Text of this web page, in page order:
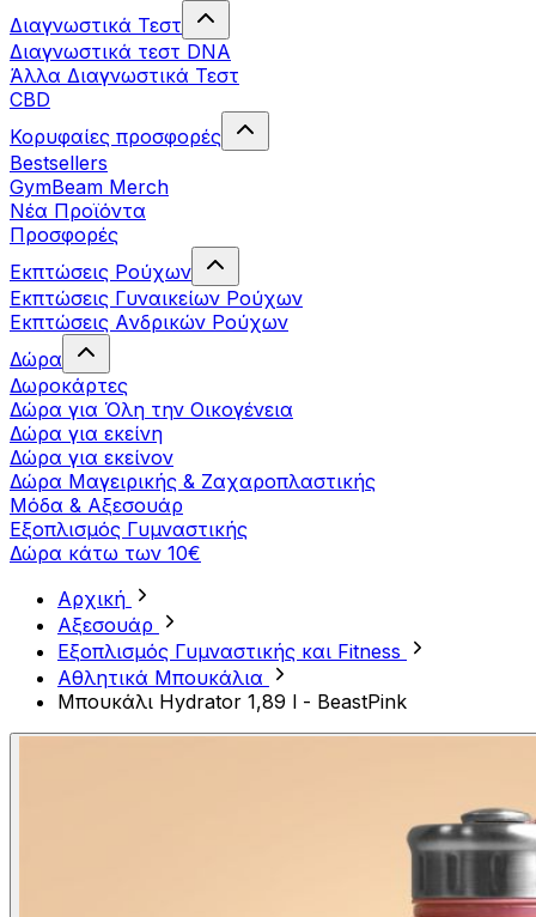
Διαγνωστικά Τεστ
Διαγνωστικά τεστ DNA
Άλλα Διαγνωστικά Τεστ
CBD
Κορυφαίες προσφορές
Bestsellers
GymBeam Merch
Νέα Προϊόντα
Προσφορές
Εκπτώσεις Ρούχων
Εκπτώσεις Γυναικείων Ρούχων
Εκπτώσεις Aνδρικών Ρούχων
Δώρα
Δωροκάρτες
Δώρα για Όλη την Οικογένεια
Δώρα για εκείνη
Δώρα για εκείνον
Δώρα Μαγειρικής & Ζαχαροπλαστικής
Μόδα & Αξεσουάρ
Εξοπλισμός Γυμναστικής
Δώρα κάτω των 10€
Αρχική
Αξεσουάρ
Εξοπλισμός Γυμναστικής και Fitness
Αθλητικά Μπουκάλια
Μπουκάλι Hydrator 1,89 l - BeastPink